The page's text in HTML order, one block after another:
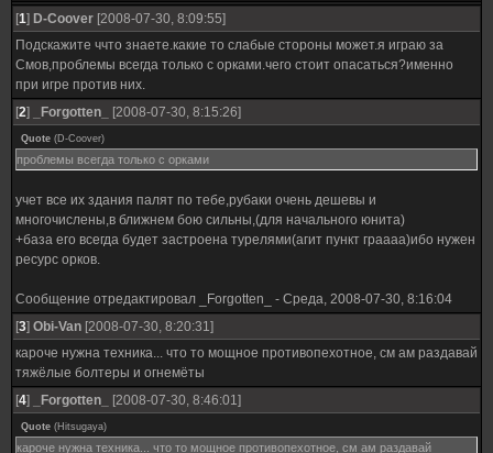
[1] D-Coover [2008-07-30, 8:09:55]
Подскажите ччто знаете.какие то слабые стороны может.я играю за
Смов,проблемы всегда только с орками.чего стоит опасаться?именно
при игре против них.
[2] _Forgotten_ [2008-07-30, 8:15:26]
Quote (D-Coover)
проблемы всегда только с орками
учет все их здания палят по тебе,рубаки очень дешевы и
многочислены,в ближнем бою сильны,(для начального юнита)
+база его всегда будет застроена турелями(агит пункт граааа)ибо нужен
ресурс орков.
Сообщение отредактировал _Forgotten_ - Среда, 2008-07-30, 8:16:04
[3] Obi-Van [2008-07-30, 8:20:31]
кароче нужна техника... что то мощное противопехотное, см ам раздавай
тяжёлые болтеры и огнемёты
[4] _Forgotten_ [2008-07-30, 8:46:01]
Quote (Hitsugaya)
кароче нужна техника... что то мощное противопехотное, см ам раздавай